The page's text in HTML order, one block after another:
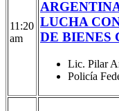
11:20
am
LUCHA
DE BIENES
Lic. Pilar
Policía